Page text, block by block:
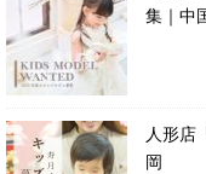
集｜中
人形店
岡